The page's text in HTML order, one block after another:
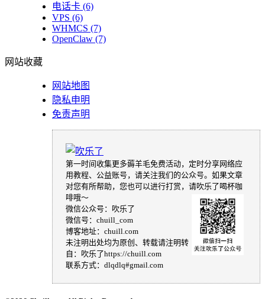
电话卡 (6)
VPS (6)
WHMCS (7)
OpenClaw (7)
网站收藏
网站地图
隐私申明
免责声明
第一时间收集更多薅羊毛免费活动，定时分享网络应
用教程、公益账号，请关注我们的公众号。如果文章
对您有所帮助，您也可以进行打赏，请吹乐了喝杯咖
啡哦～
微信公众号：吹乐了
微信号：chuill_com
博客地址：chuill.com
未注明出处均为原创、转载请注明转
自：吹乐了https://chuill.com
联系方式：dlqdlq#gmail.com